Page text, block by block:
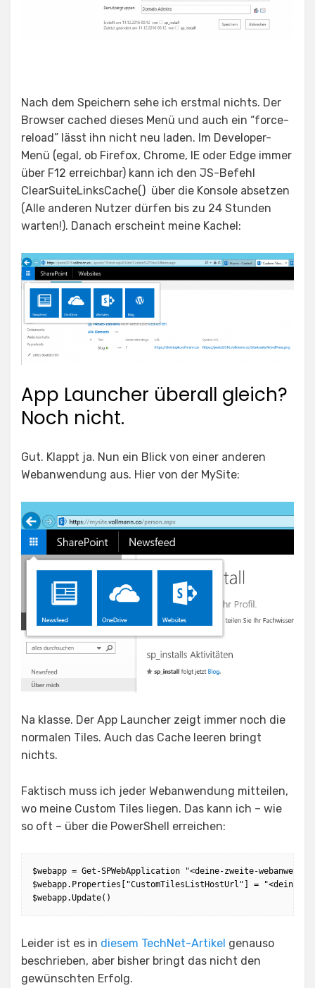
Nach dem Speichern sehe ich erstmal nichts. Der
Browser cached dieses Menü und auch ein “force-
reload” lässt ihn nicht neu laden. Im Developer-
Menü (egal, ob Firefox, Chrome, IE oder Edge immer
über F12 erreichbar) kann ich den JS-Befehl
ClearSuiteLinksCache() über die Konsole absetzen
(Alle anderen Nutzer dürfen bis zu 24 Stunden
warten!). Danach erscheint meine Kachel:
App Launcher überall gleich?
Noch nicht.
Gut. Klappt ja. Nun ein Blick von einer anderen
Webanwendung aus. Hier von der MySite:
Na klasse. Der App Launcher zeigt immer noch die
normalen Tiles. Auch das Cache leeren bringt
nichts.
Faktisch muss ich jeder Webanwendung mitteilen,
wo meine Custom Tiles liegen. Das kann ich – wie
so oft – über die PowerShell erreichen:
$webapp = Get-SPWebApplication "<deine-zweite-
$webapp.Properties["CustomTilesListHostUrl"] = "<deine-
$webapp.Update()
Leider ist es in diesem TechNet-Artikel genauso
beschrieben, aber bisher bringt das nicht den
gewünschten Erfolg.